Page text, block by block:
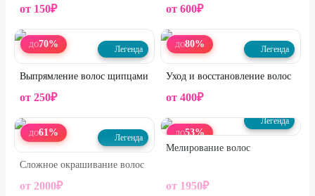
от 150₽ от 600₽
ДО70% Легенда
Выпрямление волос щипцами
от 250₽
ДО80% Легенда
Уход и восстановление волос
от 400₽
ДО61% Легенда
Сложное окрашивание волос
от 2000₽
ДО53%
Легенда
Мелирование волос
от 1950₽